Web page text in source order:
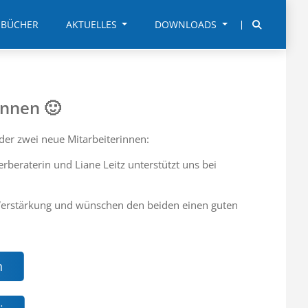
BÜCHER AKTUELLES DOWNLOADS
🙂
zwei neue Mitarbeiterinnen:
und Liane Leitz unterstützt uns bei
und wünschen den beiden einen guten